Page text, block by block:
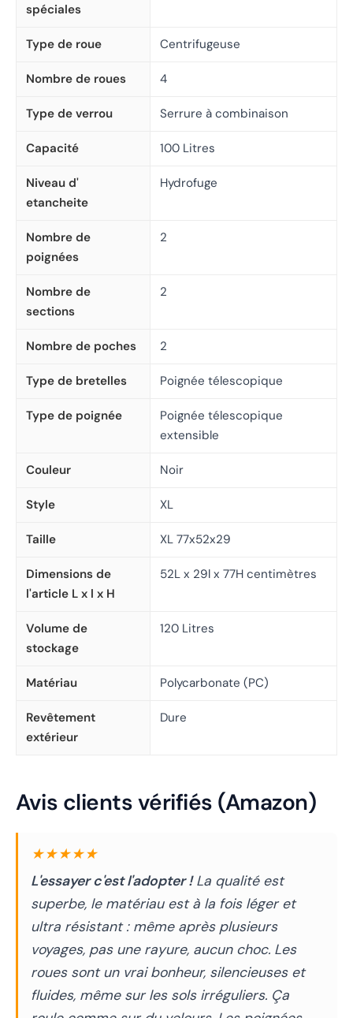
spéciales
Type de roue Centrifugeuse
Nombre de roues 4
Type de verrou Serrure à combinaison
Capacité 100 Litres
Niveau d'
etancheite
Hydrofuge
Nombre de
poignées
2
Nombre de
sections
2
Nombre de poches 2
Type de bretelles Poignée télescopique
Type de poignée
Poignée télescopique
extensible
Couleur Noir
Style XL
Taille XL 77x52x29
Dimensions de
l'article L x l x H
52L x 29l x 77H centimètres
Volume de
stockage
120 Litres
Matériau Polycarbonate (PC)
Revêtement
extérieur
Dure
Avis clients vérifiés (Amazon)
★★★★★
L'essayer c'est l'adopter !La qualité est
superbe, le matériau est à la fois léger et
ultra résistant : même après plusieurs
voyages, pas une rayure, aucun choc. Les
roues sont un vrai bonheur, silencieuses et
fluides, même sur les sols irréguliers. Ça